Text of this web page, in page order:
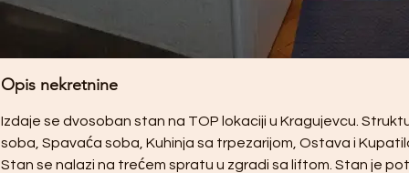
Opis nekretnine
Izdaje se dvosoban stan na TOP lokaciji u Kragujevcu.
soba, Spavaća soba, Kuhinja sa trpezarijom, Ostava i
Stan se nalazi na trećem spratu u zgradi sa liftom. Stan je